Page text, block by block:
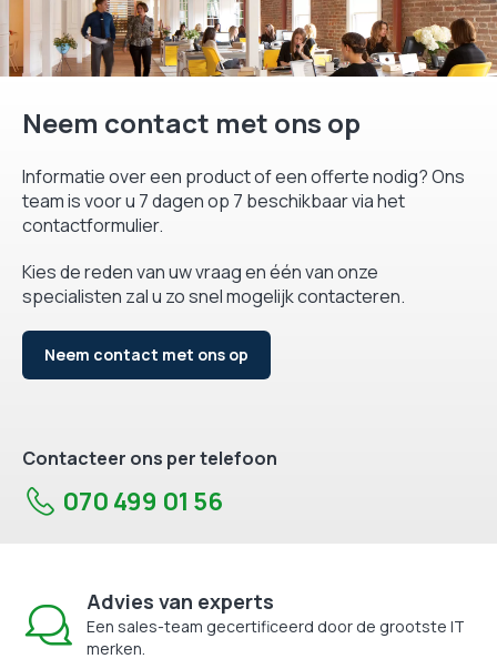
Neem contact met ons op
Informatie over een product of een offerte nodig? Ons
team is voor u 7 dagen op 7 beschikbaar via het
contactformulier.
Kies de reden van uw vraag en één van onze
specialisten zal u zo snel mogelijk contacteren.
Neem contact met ons op
Contacteer ons per telefoon
070 499 01 56
Advies van experts
Een sales-team gecertificeerd door de grootste IT
merken.